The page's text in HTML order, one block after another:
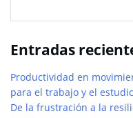
Entradas
Productividad en
para el trabajo y el
De la frustración a la